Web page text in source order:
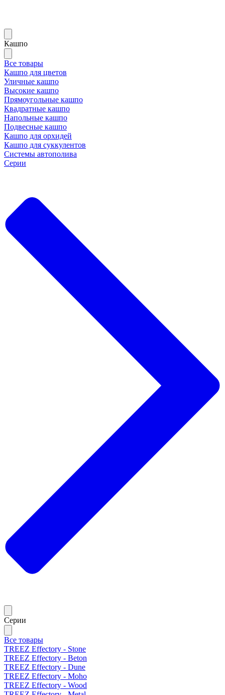
Кашпо
Все товары
Кашпо для цветов
Уличные кашпо
Высокие кашпо
Прямоугольные кашпо
Квадратные кашпо
Напольные кашпо
Подвесные кашпо
Кашпо для орхидей
Кашпо для суккулентов
Системы автополива
Серии
Серии
Все товары
TREEZ Effectory - Stone
TREEZ Effectory - Beton
TREEZ Effectory - Dune
TREEZ Effectory - Moho
TREEZ Effectory - Wood